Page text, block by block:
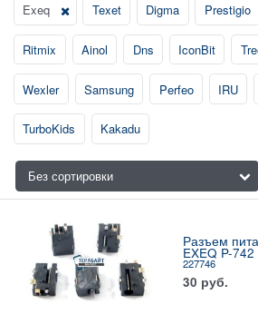
Exeq Texet Digma Prestigio
Ritmix Ainol Dns IconBit
Wexler Samsung Perfeo IRU
TurboKids Kakadu
Разъем
EXEQ P-742
227746
30 руб.